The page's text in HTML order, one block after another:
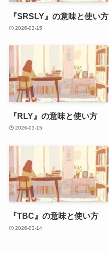
『SRSLY』の意味と使い方
2026-03-15
『RLY』の意味と使い方
2026-03-15
『TBC』の意味と使い方
2026-03-14